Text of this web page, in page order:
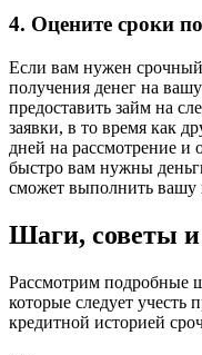
4. Оцените сроки
Если вам нужен
получения денег на
предоставить займ на
заявки, в то время как
дней на рассмотрение и
быстро вам нужны
сможет выполнить вашу
Шаги, советы
Рассмотрим подробные
которые следует учесть
кредитной историей